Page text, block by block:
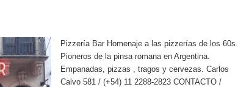
Pizzería Bar Homenaje a las pizzerías de los 60s.
Pioneros de la pinsa romana en Argentina.
Empanadas, pizzas , tragos y cervezas. Carlos
Calvo 581 / (+54) 11 2288-2823 CONTACTO /